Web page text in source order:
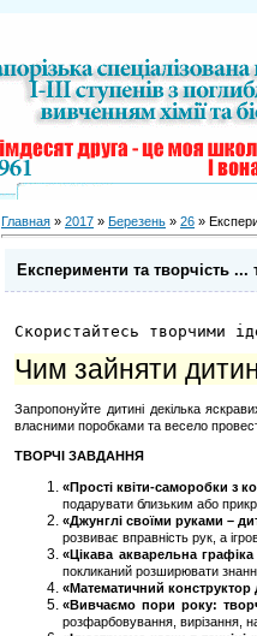
Главная » 2017 » Березень » 26 »
Експерименти та творчість ...
Скористайтесь творчими
Чим зайняти
Запропонуйте дитині декілька
власними поробками та весело
ТВОРЧІ ЗАВДАННЯ
«Прості квіти-саморобки з
подарувати близьким або
«Джунглі своїми руками –
розвиває вправність рук, а
«Цікава акварельна
покликаний розширювати
«Математичний конструктор
«Вивчаємо пори року:
розфарбовування, вирізання,